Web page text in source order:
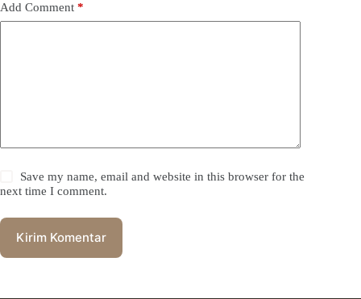
Add Comment *
Save my name, email and website in this browser for the
next time I comment.
Kirim Komentar